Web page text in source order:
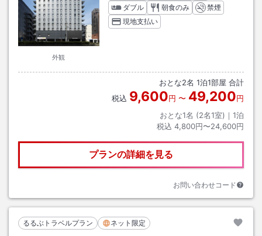
外観
ダブル
朝食のみ
禁煙
現地支払い
おとな2名 1泊1部屋 合計
税込 9,600円 〜 49,200円
おとな1名 (2名1室)｜ 1泊
税込 4,800円〜24,600円
プランの詳細を見る
お問い合わせコード
るるぶトラベルプラン ネット限定